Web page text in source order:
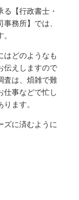
【行政書士・
務所】では、
はどのようなも
伝えしますので
査は、煩雑で難
仕事などで忙し
ます。
ズに済むように